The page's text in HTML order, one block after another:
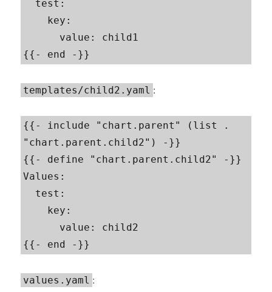
{{- end -}}
templates/child2.yaml :
{{- include "chart.parent" (list .
"chart.parent.child2") -}}
{{- define "chart.parent.child2" -}}
Values:
{{- end -}}
values.yaml :